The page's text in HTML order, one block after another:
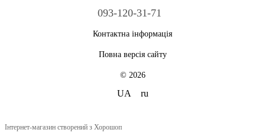
093-120-31-71
Контактна інформація
Повна версія сайту
© 2026
UA ru
Інтернет-магазин створений з Хорошоп